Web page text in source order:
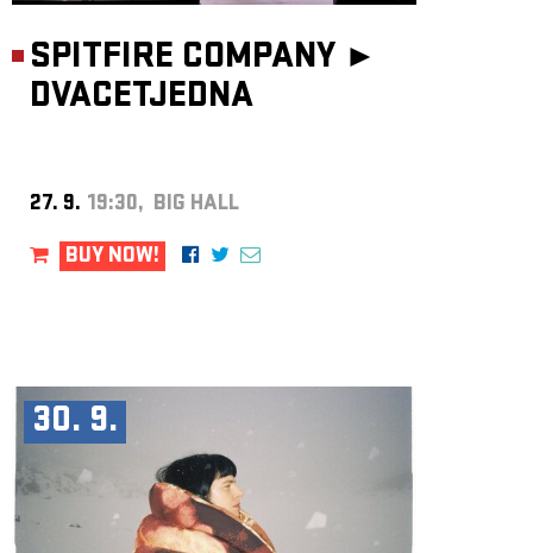
SPITFIRE COMPANY ►
DVACETJEDNA
27. 9. 19:30, BIG HALL
BUY NOW!
30. 9.